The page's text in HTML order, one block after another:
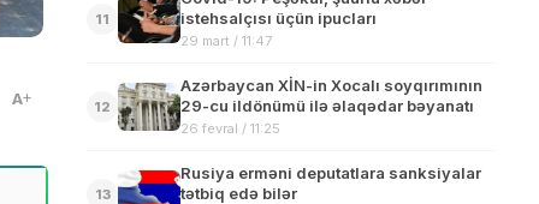
A
11
istehsalçısı üçün ipucları
29 mart / 11:47
12
Azərbaycan XİN-in Xocalı soyqırımının
29-cu ildönümü ilə əlaqədar bəyanatı
26 fevral / 11:25
13
Rusiya erməni deputatlara sanksiyalar
tətbiq edə bilər